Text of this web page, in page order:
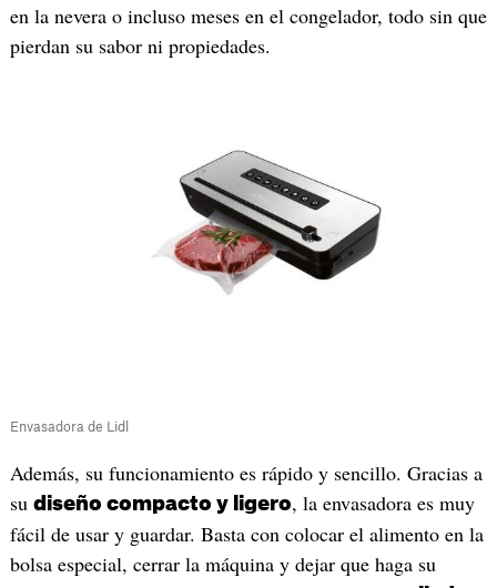
en la nevera o incluso meses en el congelador, todo sin que
pierdan su sabor ni propiedades.
Envasadora de Lidl
Además, su funcionamiento es rápido y sencillo. Gracias a
su diseño compacto y ligero, la envasadora es muy
fácil de usar y guardar. Basta con colocar el alimento en la
bolsa especial, cerrar la máquina y dejar que haga su